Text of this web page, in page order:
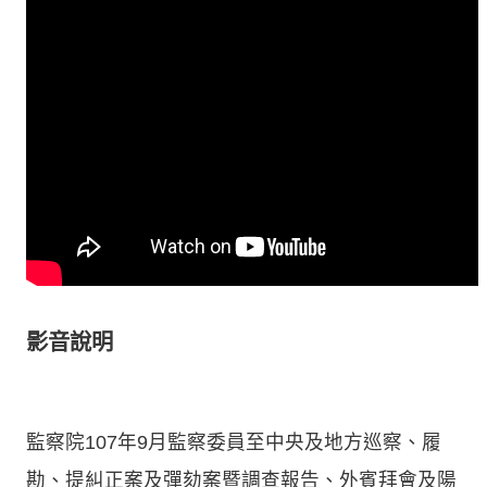
影音說明
監察院107年9月監察委員至中央及地方巡察、履
勘、提糾正案及彈劾案暨調查報告、外賓拜會及陽